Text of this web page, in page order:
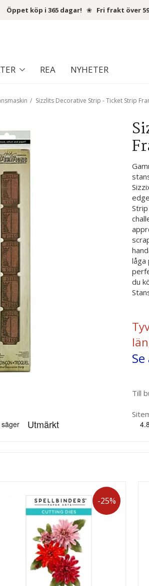
Öppet köp i 365 dagar! ❀ Fri frakt över
REA NYHETER
/ Sizzlits Decorative Strip - Ticket Strip
låga
du
Till
-25%